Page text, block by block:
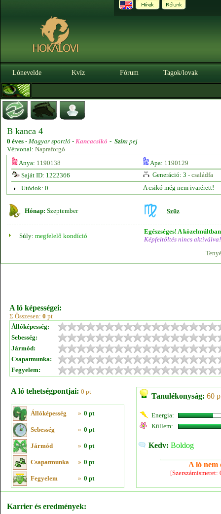
Lónevelde Kvíz Fórum Tagok/lovak
B kanca 4
0 éves - Magyar sportló - Kancacsikó - Szín: pej
Vérvonal: Napraforgó
Anya: 1190138 Apa: 1190129
Saját ID: 1222366
Generáció: 3 - családfa
Utódok: 0
A csikó még nem ivarérett!
Hónap: Szeptember Szűz
Súly: megfelelő kondíció
Egészséges! A
Képfeltöltés nincs aktiválva!
A ló képességei:
Σ Összesen: 0 pt
Állóképesség:
Sebesség:
Jármód:
Csapatmunka:
Fegyelem:
A ló tehetségpontjai: 0 pt
Állóképesség » 0 pt
Sebesség » 0 pt
Jármód » 0 pt
Csapatmunka » 0 pt
Fegyelem » 0 pt
Tanulékonyság: 60
Energia:
Küllem:
Kedv: Boldog
A ló nem
Karrier és eredmények: